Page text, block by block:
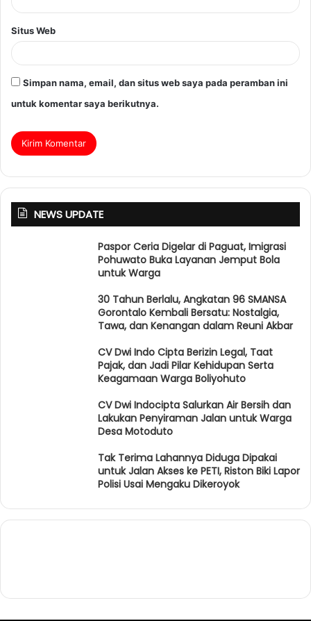
Situs Web
Simpan nama, email, dan situs web saya pada peramban ini
untuk komentar saya berikutnya.
NEWS UPDATE
Paspor Ceria Digelar di Paguat, Imigrasi
Pohuwato Buka Layanan Jemput Bola
untuk Warga
30 Tahun Berlalu, Angkatan 96 SMANSA
Gorontalo Kembali Bersatu: Nostalgia,
Tawa, dan Kenangan dalam Reuni Akbar
CV Dwi Indo Cipta Berizin Legal, Taat
Pajak, dan Jadi Pilar Kehidupan Serta
Keagamaan Warga Boliyohuto
CV Dwi Indocipta Salurkan Air Bersih dan
Lakukan Penyiraman Jalan untuk Warga
Desa Motoduto
Tak Terima Lahannya Diduga Dipakai
untuk Jalan Akses ke PETI, Riston Biki Lapor
Polisi Usai Mengaku Dikeroyok